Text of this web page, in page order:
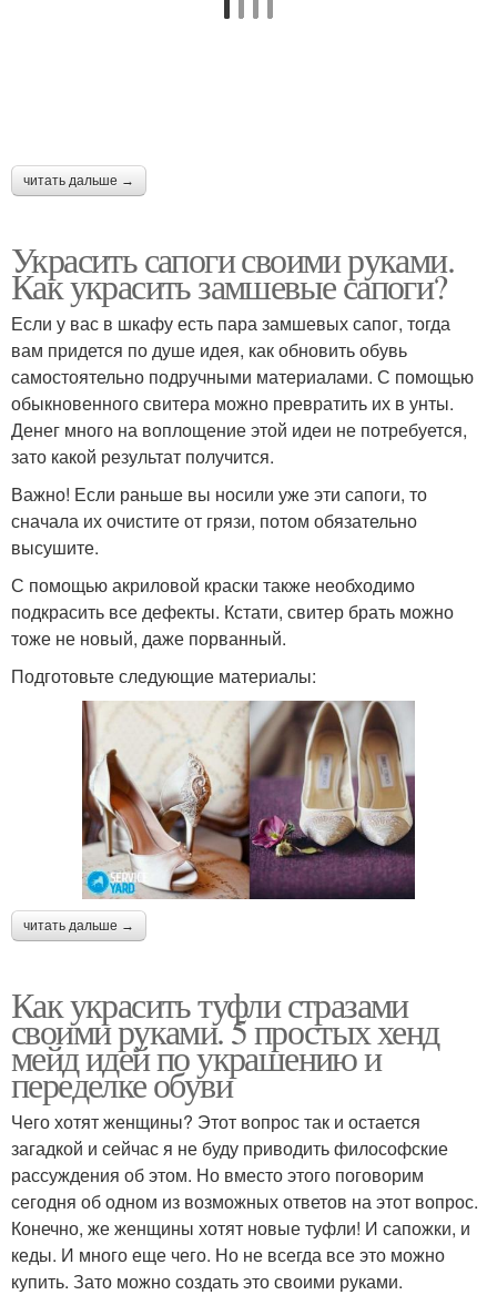
читать дальше →
Украсить сапоги своими руками.
Как украсить замшевые сапоги?
Если у вас в шкафу есть пара замшевых сапог, тогда
вам придется по душе идея, как обновить обувь
самостоятельно подручными материалами. С помощью
обыкновенного свитера можно превратить их в унты.
Денег много на воплощение этой идеи не потребуется,
зато какой результат получится.
Важно! Если раньше вы носили уже эти сапоги, то
сначала их очистите от грязи, потом обязательно
высушите.
С помощью акриловой краски также необходимо
подкрасить все дефекты. Кстати, свитер брать можно
тоже не новый, даже порванный.
Подготовьте следующие материалы:
читать дальше →
Как украсить туфли стразами
своими руками. 5 простых хенд
мейд идей по украшению и
переделке обуви
Чего хотят женщины? Этот вопрос так и остается
загадкой и сейчас я не буду приводить философские
рассуждения об этом. Но вместо этого поговорим
сегодня об одном из возможных ответов на этот вопрос.
Конечно, же женщины хотят новые туфли! И сапожки, и
кеды. И много еще чего. Но не всегда все это можно
купить. Зато можно создать это своими руками.